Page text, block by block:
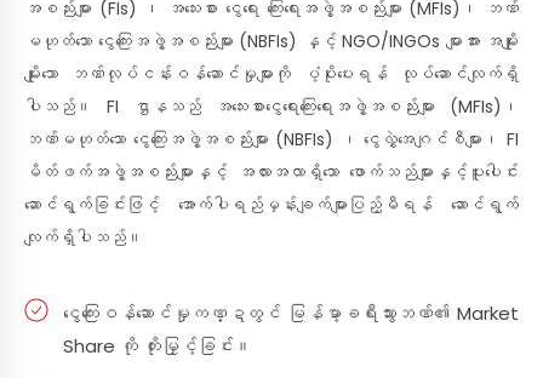
အစည်းများ (FIs) ၊ အသေးစား ငွေရေး ကြေးရေးအဖွဲ့အစည်းများ (MFIs)၊ ဘဏ်
မဟုတ်သော ငွေကြေးအဖွဲ့အစည်းများ (NBFIs) နှင့် NGO/INGOs များအား အမျိုး
မျိုးသော ဘဏ်လုပ်ငန်းဝန်ဆောင်မှုများကို ပံ့ပိုးပေးရန် လုပ်ဆောင်လျက်ရှိ
ပါသည်။ FI ဌာနသည် အသေးစားငွေရေးကြေးရေးအဖွဲ့အစည်းများ (MFIs)၊
ဘဏ်မဟုတ်သော ငွေကြေးအဖွဲ့အစည်းများ (NBFIs) ၊ ငွေလွှဲအေဂျင်စီများ၊ FI
မိတ်ဖက်အဖွဲ့အစည်းများနှင့် အလားအလာရှိသော ဖောက်သည်များနှင့်ပူးပေါင်း
ဆောင်ရွက်ခြင်းဖြင့် အောက်ပါရည်မှန်းချက်များပြည့်မီရန် ဆောင်ရွက်
လျက်ရှိပါသည်။
ငွေကြေးဝန်ဆောင်မှုကဏ္ဍတွင် မြန်မာ့ခရီးသွားဘဏ်၏ Market
Share ကို တိုးမြှင့်ခြင်း။